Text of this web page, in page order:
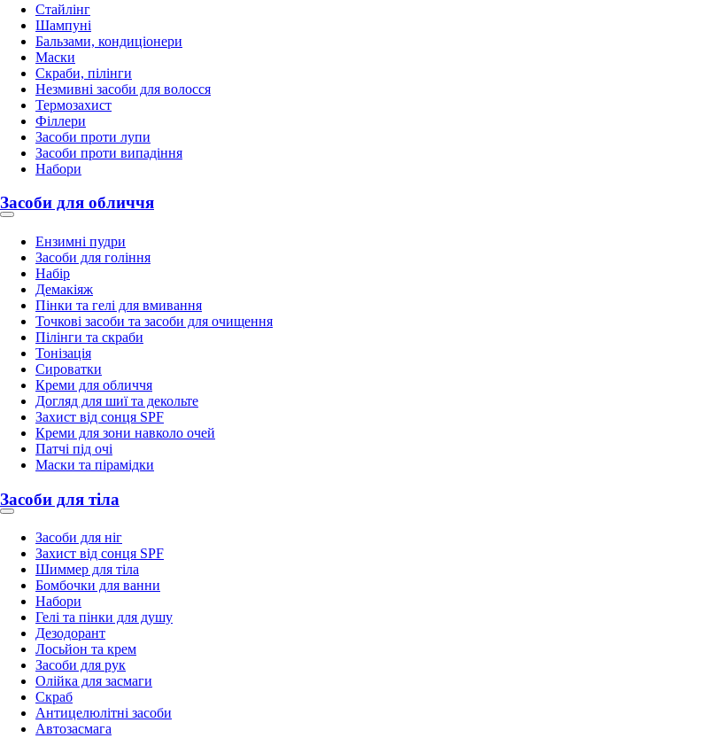
Стайлінг
Шампуні
Бальзами, кондиціонери
Маски
Скраби, пілінги
Незмивні засоби для волосся
Термозахист
Філлери
Засоби проти лупи
Засоби проти випадіння
Набори
Засоби для обличчя
Ензимні пудри
Засоби для гоління
Набір
Демакіяж
Пінки та гелі для вмивання
Точкові засоби та засоби для очищення
Пілінги та скраби
Тонізація
Сироватки
Креми для обличчя
Догляд для шиї та декольте
Захист від сонця SPF
Креми для зони навколо очей
Патчі під очі
Маски та пірамідки
Засоби для тіла
Засоби для ніг
Захист від сонця SPF
Шиммер для тіла
Бомбочки для ванни
Набори
Гелі та пінки для душу
Дезодорант
Лосьйон та крем
Засоби для рук
Олійка для засмаги
Скраб
Антицелюлітні засоби
Автозасмага